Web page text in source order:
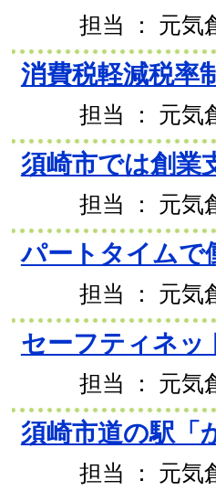
担当 ： 元気
消費税軽減税率
担当 ： 元気
須崎市では創業
担当 ： 元気
パートタイムで
担当 ： 元気
セーフティネッ
担当 ： 元気
須崎市道の駅「
担当 ： 元気